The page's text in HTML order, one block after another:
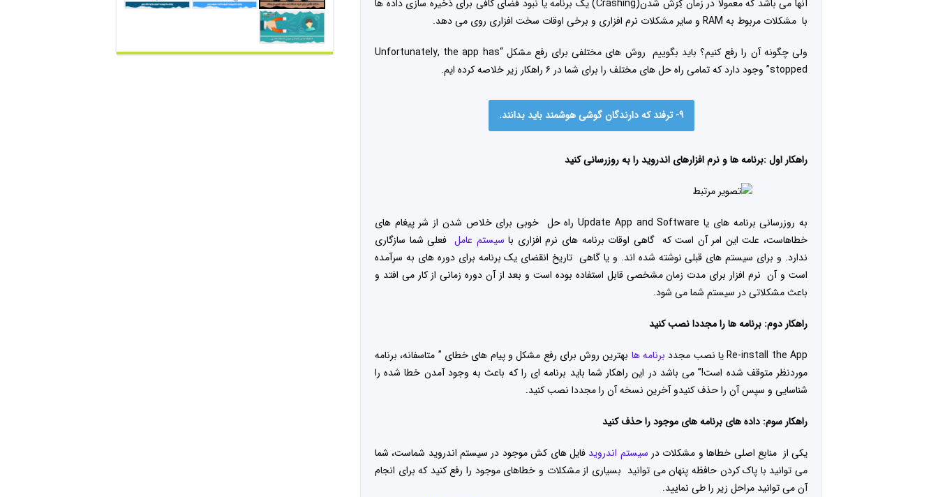
آنها می باشد که معمولا در زمان کِرَش شدن(Crashing) یک برنامه یا نبود فضای کافی برای ذخیره سازی داده ها
با مشکلات مربوط به RAM و سایر مشکلات نرم افزاری و برخی اوقات سخت افزاری روی می دهد.
ولی چگونه آن را رفع کنیم؟ باید بگوییم روش های مختلفی برای رفع مشکل “Unfortunately, the app has
stopped” وجود دارد که تمامی راه حل های مختلف را برای شما در ۶ راهکار زیر خلاصه کرده ایم.
۹- ترفند که دارندگان گوشی هوشمند باید بدانند.
راهکار اول :برنامه ها و نرم افزارهای اندروید را به روزرسانی کنید
به روزرسانی برنامه های یا Update App and Software راه حل خوبی برای خلاص شدن از شر پیغام های
خطاهاست، علت این امر آن است که گاهی اوقات برنامه های نرم افزاری با سیستم عاملفعلی شما سازگاری
ندارد. و برای سیستم های قبلی نوشته شده اند. و یا گاهی تاریخ انقضای یک برنامه برای دوره های به سرآمده
است و آن نرم افزار برای مدت زمان مشخصی قابل استفاده بوده است و بعد از آن دوره زمانی از کار می افتد و
باعث مشکلاتی در سیستم شما می شود.
راهکار دوم: برنامه ها را مجددا نصب کنید
Re-install the App یا نصب مجدد برنامه ها بهترین روش برای رفع مشکل و پیام های خطای ” متاسفانه، برنامه
موردنظر متوقف شده است!” می باشد در این راهکار شما باید برنامه ای را که باعث به وجود آمدن خطا شده را
شناسایی و سپس آن را حذف کنیدو آخرین نسخه آن را مجددا نصب کنید.
راهکار سوم: داده های برنامه های موجود را حذف کنید
یکی از منابع اصلی خطاها و مشکلات در سیستم اندروید فایل های کش موجود در سیستم اندروید شماست، شما
می توانید با پاک کردن حافظه پنهان می توانید بسیاری از مشکلات و خطاهای موجود را رفع کنید که برای انجام
آن می توانید مراحل زیر را طی نمایید.